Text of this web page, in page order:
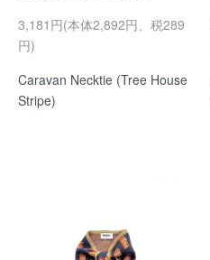
3,181円(本体2,892円、税289
円)
Caravan Necktie (Tree House
Stripe)